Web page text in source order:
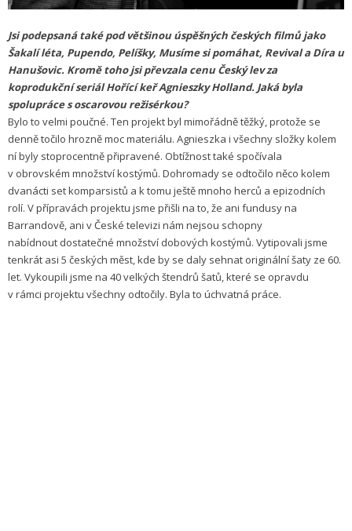
Jsi podepsaná také pod většinou úspěšných českých filmů jako
Šakalí léta, Pupendo, Pelíšky, Musíme si pomáhat, Revival a Díra u
Hanušovic. Kromě toho jsi převzala cenu Český lev za
koprodukční seriál Hořící keř Agnieszky Holland. Jaká byla
spolupráce s oscarovou režisérkou?
Bylo to velmi poučné. Ten projekt byl mimořádně těžký, protože se
denně točilo hrozně moc materiálu. Agnieszka i všechny složky kolem
ní byly stoprocentně připravené. Obtížnost také spočívala
v obrovském množství kostýmů. Dohromady se odtočilo něco kolem
dvanácti set komparsistů a k tomu ještě mnoho herců a epizodních
rolí. V přípravách projektu jsme přišli na to, že ani fundusy na
Barrandově, ani v České televizi nám nejsou schopny
nabídnout dostatečné množství dobových kostýmů. Vytipovali jsme
tenkrát asi 5 českých měst, kde by se daly sehnat originální šaty ze 60.
let. Vykoupili jsme na 40 velkých štendrů šatů, které se opravdu
v rámci projektu všechny odtočily. Byla to úchvatná práce.